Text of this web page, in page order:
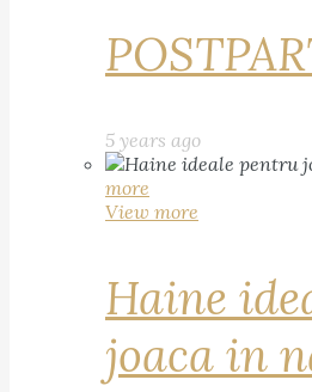
5 years ago
more
View more
Haine
joaca in